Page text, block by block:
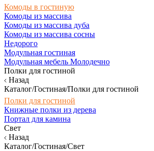
Комоды в гостиную
Комоды из массива
Комоды из массива дуба
Комоды из массива сосны
Недорого
Модульная гостиная
Модульная мебель Молодечно
Полки для гостиной
Назад
Каталог/Гостиная/Полки для гостиной
Полки для гостиной
Книжные полки из дерева
Портал для камина
Свет
Назад
Каталог/Гостиная/Свет